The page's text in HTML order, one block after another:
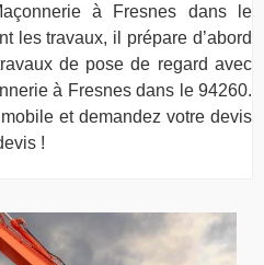
à Fresnes dans le
les travaux, il prépare d’abord
de pose de regard avec
à Fresnes dans le 94260.
et demandez votre devis
!